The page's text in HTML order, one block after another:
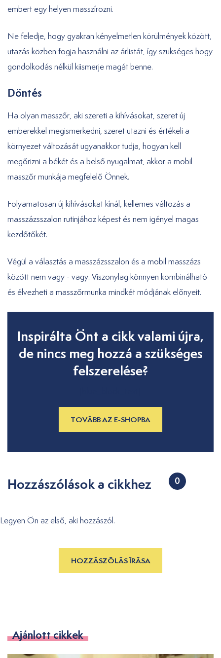
embert egy helyen masszírozni.
Ne feledje, hogy gyakran kényelmetlen körülmények között,
utazás közben fogja használni az árlistát, így szükséges hogy
gondolkodás nélkül kiismerje magát benne.
Döntés
Ha olyan masszőr, aki szereti a kihívásokat, szeret új
emberekkel megismerkedni, szeret utazni és értékeli a
környezet változását ugyanakkor tudja, hogyan kell
megőrizni a békét és a belső nyugalmat, akkor a mobil
masszőr munkája megfelelő Önnek.
Folyamatosan új kihívásokat kínál, kellemes változás a
masszázsszalon rutinjához képest és nem igényel magas
kezdőtőkét.
Végül a választás a masszázsszalon és a mobil masszázs
között nem vagy - vagy. Viszonylag könnyen kombinálható
és élvezheti a masszőrmunka mindkét módjának előnyeit.
Inspirálta Önt a cikk valami újra,
de nincs meg hozzá a szükséges
felszerelése?
TOVÁBB AZ E-SHOPBA
Hozzászólások a cikkhez 0
Legyen Ön az első, aki hozzászól.
HOZZÁSZÓLÁS ÍRÁSA
Ajánlott cikkek